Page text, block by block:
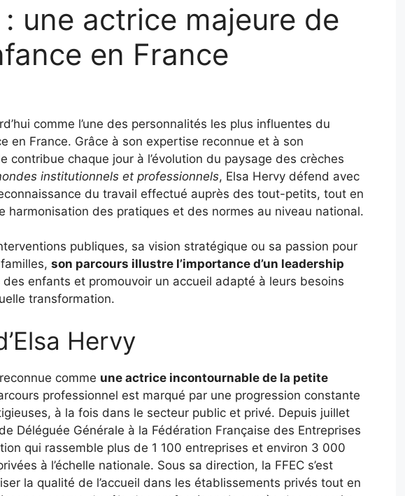
une actrice majeure de
en France
comme l’une des personnalités les plus influentes du
en France. Grâce à son expertise reconnue et à son
contribue chaque jour à l’évolution du paysage des crèches
institutionnels et professionnels, Elsa Hervy défend avec
du travail effectué auprès des tout-petits, tout en
harmonisation des pratiques et des normes au niveau national.
publiques, sa vision stratégique ou sa passion pour
son parcours illustre l’importance d’un leadership
enfants et promouvoir un accueil adapté à leurs besoins
transformation.
Hervy
comme une actrice incontournable de la petite
professionnel est marqué par une progression constante
à la fois dans le secteur public et privé. Depuis juillet
Déléguée Générale à la Fédération Française des Entreprises
qui rassemble plus de 1 100 entreprises et environ 3 000
à l’échelle nationale. Sous sa direction, la FFEC s’est
la qualité de l’accueil dans les établissements privés tout en